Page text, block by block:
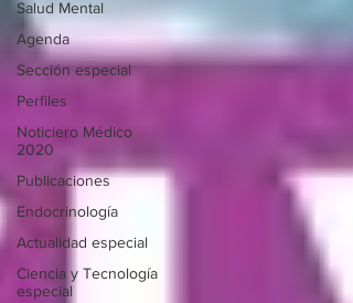
Salud Mental
Agenda
Sección especial
Perfiles
Noticiero Médico
2020
Publicaciones
Endocrinología
Actualidad especial
Ciencia y Tecnología
especial